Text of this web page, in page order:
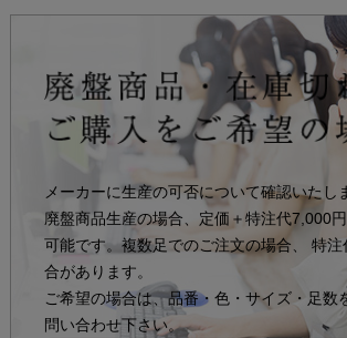
メーカーに生産の可否について確認いたし
廃盤商品生産の場合、定価＋特注代7,000
可能です。複数足でのご注文の場合、
特注
合があります。
ご希望の場合は、品番・色・サイズ・足数
問い合わせ下さい。